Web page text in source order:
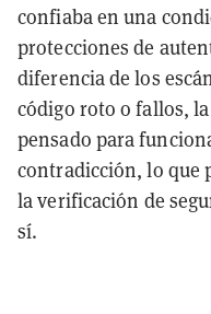
confiaba en una
protecciones de
diferencia de los
código roto o fallos,
pensado para
contradicción, lo que
la verificación de
sí.